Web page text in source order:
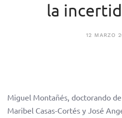
la
12 MARZO
Miguel Montañés, doctorando
Maribel Casas-Cortés y José